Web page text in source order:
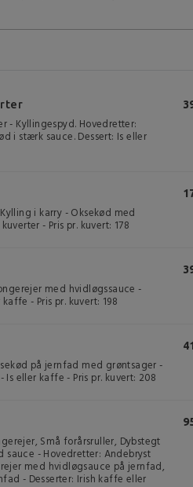
- Kyllingespyd. Hovedretter:
i stærk sauce. Dessert: Is eller
i karry - Oksekød med
- Pris pr. kuvert: 178
med hvidløgssauce -
- Pris pr. kuvert: 198
på jernfad med grøntsager -
eller kaffe - Pris pr. kuvert: 208
Små forårsruller, Dybstegt
sauce - Hovedretter: Andebryst
med hvidløgsauce på jernfad,
- Desserter: Irish kaffe eller